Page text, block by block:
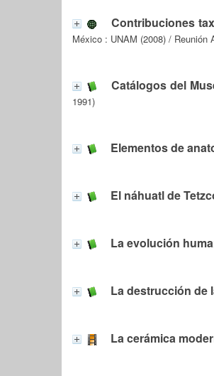
Contribuciones
México : UNAM (2008) / Reunión
Catálogos del
1991)
Elementos de
El náhuatl de
La evolución
La destrucción de
La cerámica